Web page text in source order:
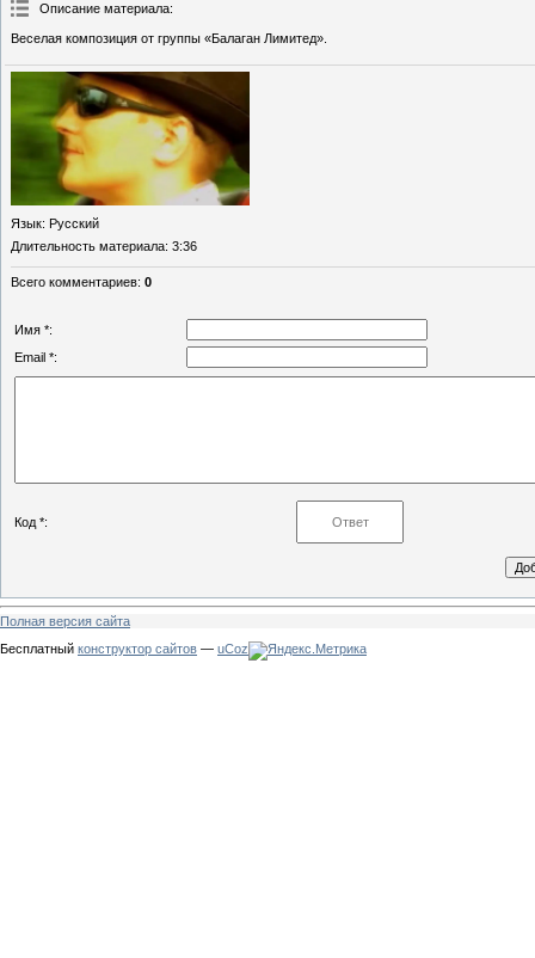
Описание материала:
Веселая композиция от группы «Балаган Лимитед».
Язык: Русский
Длительность материала: 3:36
Всего комментариев: 0
Имя *:
Email *:
Код *:
Полная версия сайта
Бесплатный конструктор сайтов — uCoz